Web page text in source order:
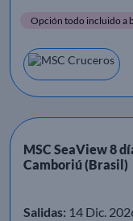
Opción todo incluido a
MSC SeaView 8
Camboriú (Brasil)
Salidas: 14 Dic.